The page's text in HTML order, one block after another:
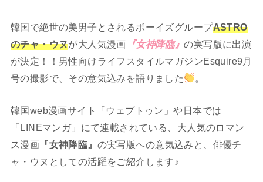
韓国で絶世の美男子とされるボーイズグループASTRO
のチャ・ウヌが大人気漫画 『女神降臨』の実写版に出演
が決定！！男性向けライフスタイルマガジンEsquire9月
号の撮影で、その意気込みを語りました
。
韓国web漫画サイト「ウェプトゥン」や日本では
「LINEマンガ」にて連載されている、大人気のロマン
ス漫画 『女神降臨』 の実写版への意気込みと、俳優チ
ャ・ウヌとしての活躍をご紹介します♪